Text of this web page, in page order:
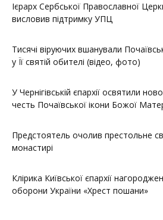
Ієрарх Сербської Православної
висловив підтримку УПЦ
Тисячі віруючих вшанували
у Її святій обителі (відео, фото)
У Чернігівській єпархії освятили
честь Почаївської ікони Божої
Предстоятель очолив престольне
монастирі
Клірика Київської єпархії
оборони України «Хрест пошани»